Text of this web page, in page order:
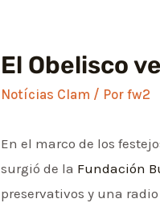
El Obelisco
Notícias Clam / Porfw2
En el marco de los
surgió de la Fundación
preservativos y una